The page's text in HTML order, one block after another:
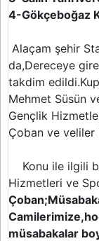
4-Gökçeboğaz
Alaçam şehir
da,Dereceye
takdim
Mehmet Süsün
Gençlik
Çoban ve veliler
Konu ile ilgili
Hizmetleri ve
Çoban;
müsabakalar